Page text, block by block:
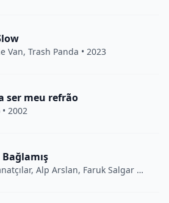
Van, Trash Panda • 2023
ser meu refrão
2002
, Alp Arslan, Faruk Salgar • 2012